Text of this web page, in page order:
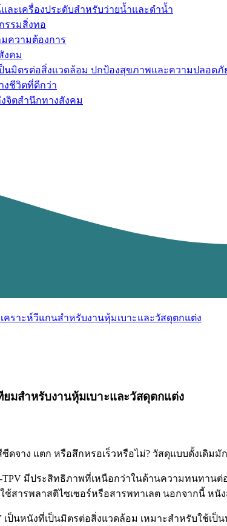
ละเครื่องประดับสำหรับว่ายน้ำและดำน้ำ
รรมสิ่งทอ
ความต้องการ
งคม
นมิตรต่อสิ่งแวดล้อม ปกป้องสุขภาพและความปลอดภั
งชีวิตที่ดีกว่า
จิตสำนึกทางสังคม
มสำหรับงานหุ้มเบาะและวัสดุตกแต่ง
ดจาง แตก หรือสึกหรอเร็วหรือไม่? วัสดุแบบดั้งเดิ
มีประสิทธิภาพที่เหนือกว่าในด้านความทนทาน
ช้สารพลาสติไซเซอร์หรือสารพทาเลต นอกจากนี้ ห
เป็นหนังที่เป็นมิตรต่อสิ่งแวดล้อม เหมาะสำหรับใช้